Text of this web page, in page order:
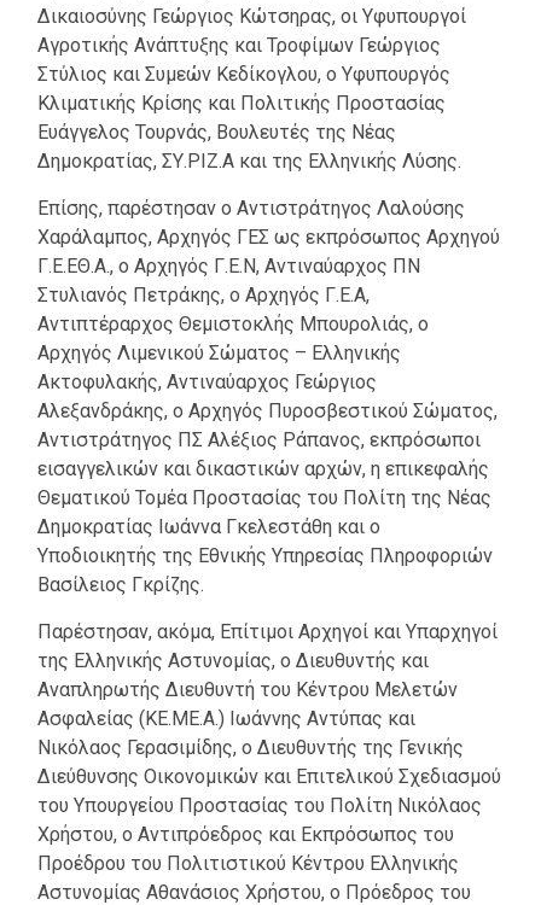
Δικαιοσύνης Γεώργιος Κώτσηρας, οι Υφυπουργοί
Αγροτικής Ανάπτυξης και Τροφίμων Γεώργιος
Στύλιος και Συμεών Κεδίκογλου, ο Υφυπουργός
Κλιματικής Κρίσης και Πολιτικής Προστασίας
Ευάγγελος Τουρνάς, Βουλευτές της Νέας
Δημοκρατίας, ΣΥ.ΡΙΖ.Α και της Ελληνικής Λύσης.
Επίσης, παρέστησαν ο Αντιστράτηγος Λαλούσης
Χαράλαμπος, Αρχηγός ΓΕΣ ως εκπρόσωπος Αρχηγού
Γ.Ε.ΕΘ.Α., ο Αρχηγός Γ.Ε.Ν, Αντιναύαρχος ΠΝ
Στυλιανός Πετράκης, ο Αρχηγός Γ.Ε.Α,
Αντιπτέραρχος Θεμιστοκλής Μπουρολιάς, ο
Αρχηγός Λιμενικού Σώματος – Ελληνικής
Ακτοφυλακής, Αντιναύαρχος Γεώργιος
Αλεξανδράκης, ο Αρχηγός Πυροσβεστικού Σώματος,
Αντιστράτηγος ΠΣ Αλέξιος Ράπανος, εκπρόσωποι
εισαγγελικών και δικαστικών αρχών, η επικεφαλής
Θεματικού Τομέα Προστασίας του Πολίτη της Νέας
Δημοκρατίας Ιωάννα Γκελεστάθη και ο
Υποδιοικητής της Εθνικής Υπηρεσίας Πληροφοριών
Βασίλειος Γκρίζης.
Παρέστησαν, ακόμα, Επίτιμοι Αρχηγοί και Υπαρχηγοί
της Ελληνικής Αστυνομίας, ο Διευθυντής και
Αναπληρωτής Διευθυντή του Κέντρου Μελετών
Ασφαλείας (ΚΕ.ΜΕ.Α.) Ιωάννης Αντύπας και
Νικόλαος Γερασιμίδης, ο Διευθυντής της Γενικής
Διεύθυνσης Οικονομικών και Επιτελικού Σχεδιασμού
του Υπουργείου Προστασίας του Πολίτη Νικόλαος
Χρήστου, ο Αντιπρόεδρος και Εκπρόσωπος του
Προέδρου του Πολιτιστικού Κέντρου Ελληνικής
Αστυνομίας Αθανάσιος Χρήστου, ο Πρόεδρος του